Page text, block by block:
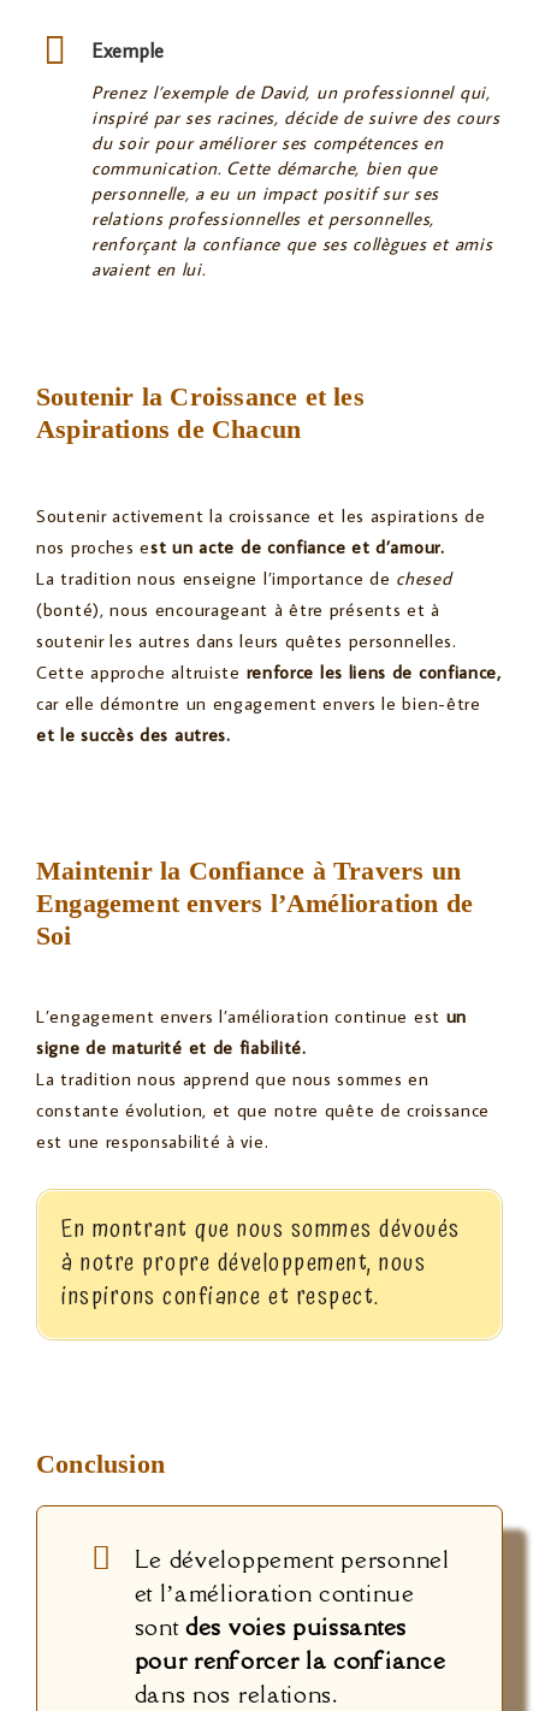
Exemple
Prenez l’exemple de David, un professionnel qui,
inspiré par ses racines, décide de suivre des cours
du soir pour améliorer ses compétences en
communication. Cette démarche, bien que
personnelle, a eu un impact positif sur ses
relations professionnelles et personnelles,
renforçant la confiance que ses collègues et amis
avaient en lui.
Soutenir la Croissance et les
Aspirations de Chacun
Soutenir activement la croissance et les aspirations de
nos proches est un acte de confiance et d’amour.
La tradition nous enseigne l’importance de chesed
(bonté), nous encourageant à être présents et à
soutenir les autres dans leurs quêtes personnelles.
Cette approche altruiste renforce les liens de confiance,
car elle démontre un engagement envers le bien-être
et le succès des autres.
Maintenir la Confiance à Travers un
Engagement envers l’Amélioration de
Soi
L’engagement envers l’amélioration continue est un
signe de maturité et de fiabilité.
La tradition nous apprend que nous sommes en
constante évolution, et que notre quête de croissance
est une responsabilité à vie.
En montrant que nous sommes dévoués
à notre propre développement, nous
inspirons confiance et respect.
Conclusion
Le développement personnel
et l’amélioration continue
sontdes voies puissantes
pour renforcer la confiance
dans nos relations.